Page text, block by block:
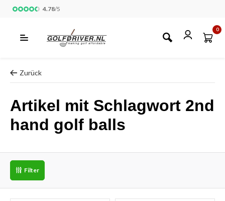
4.78/5
0
Zurück
Artikel mit Schlagwort 2nd
hand golf balls
Filter